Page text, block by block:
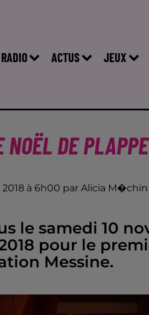
RADIO ACTUS JEUX
NOËL DE
à 6h00 par Alicia M�chin
le samedi 10
pour le
Messine.